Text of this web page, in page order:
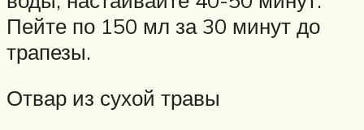
Пейте по 150 мл за 30 минут до
трапезы.
Отвар из сухой травы